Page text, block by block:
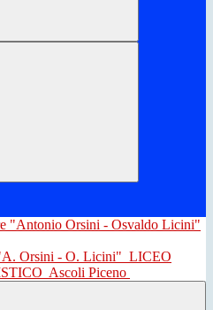
Orsini - O. Licini" LICEO
Ascoli Piceno